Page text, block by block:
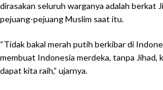
dirasakan seluruh warganya adalah berkat
pejuang-pejuang Muslim saat itu.
“Tidak bakal merah putih berkibar di
membuat Indonesia merdeka, tanpa Jihad,
dapat kita raih,” ujarnya.